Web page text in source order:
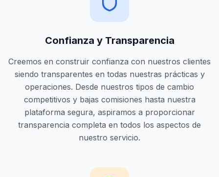
Confianza y Transparencia
Creemos en construir confianza con nuestros clientes
siendo transparentes en todas nuestras prácticas y
operaciones. Desde nuestros tipos de cambio
competitivos y bajas comisiones hasta nuestra
plataforma segura, aspiramos a proporcionar
transparencia completa en todos los aspectos de
nuestro servicio.